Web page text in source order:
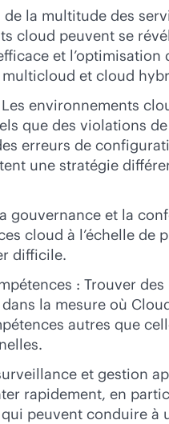
la multitude des
cloud peuvent se
et l’optimisation
et cloud
environnements
que des violations
erreurs de
une stratégie
gouvernance et la
cloud à l’échelle de
difficile.
: Trouver
la mesure où
autres que
et gestion
rapidement, en
peuvent conduire à